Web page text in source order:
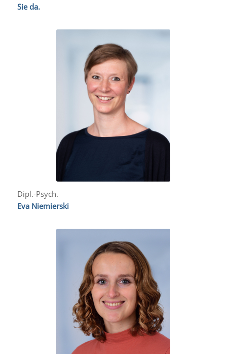
Sie da.
Dipl.-Psych.
Eva Niemierski